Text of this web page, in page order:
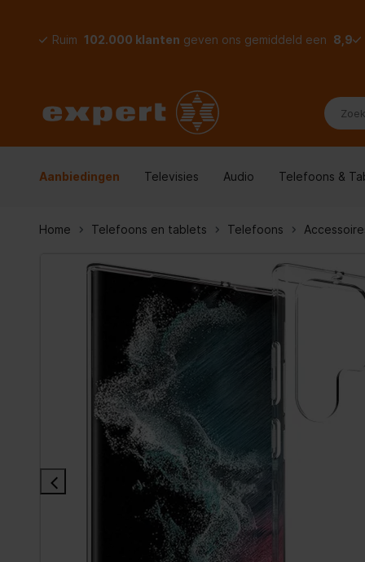
Ruim 102.000 klanten geven ons gemiddeld een 8,9
Aanbiedingen Televisies Audio Telefoons &
Home Telefoons en tablets Telefoons